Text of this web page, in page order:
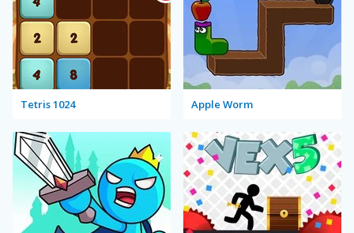
Tetris 1024 Apple Worm